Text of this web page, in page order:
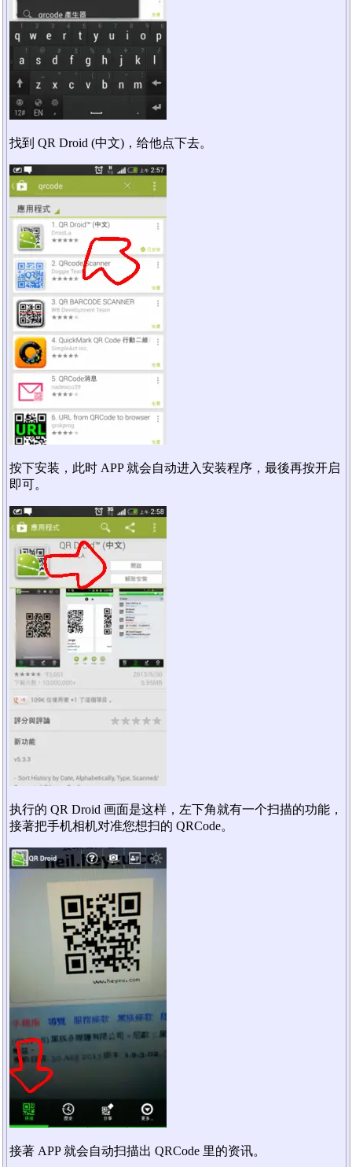
找到 QR Droid (中文)，给他点下去。
按下安装，此时 APP 就会自动进入安装程序，最後再按开启
即可。
执行的 QR Droid 画面是这样，左下角就有一个扫描的功能，
接著把手机相机对准您想扫的 QRCode。
接著 APP 就会自动扫描出 QRCode 里的资讯。